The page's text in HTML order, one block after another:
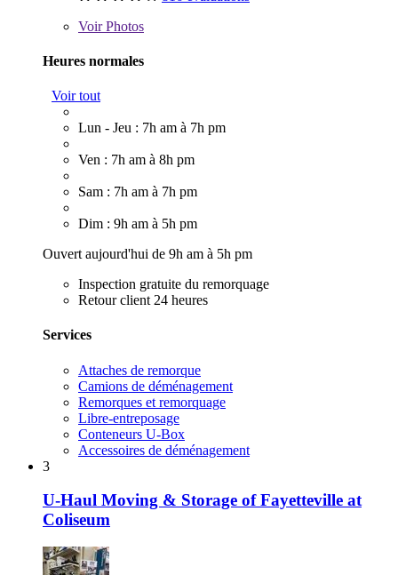
VoirPhotos
Heures normales
Voir tout
Lun - Jeu : 7h am à 7h pm
Ven : 7h am à 8h pm
Sam : 7h am à 7h pm
Dim : 9h am à 5h pm
Ouvert aujourd'hui de 9h am à 5h pm
Inspection gratuite du remorquage
Retour client 24 heures
Services
Attaches de remorque
Camions de déménagement
Remorques et remorquage
Libre-entreposage
Conteneurs U-Box
Accessoires de déménagement
3
U-Haul Moving & Storage of Fayetteville at
Coliseum